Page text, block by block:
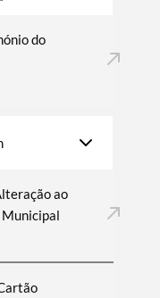
do
ao
Municipal